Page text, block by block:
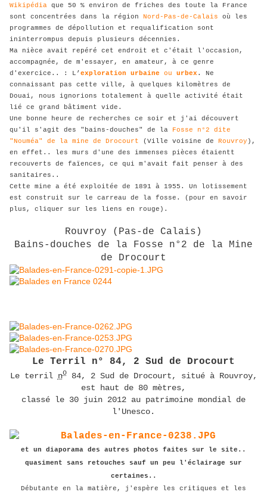
Wikipédia que 50 % environ de friches des toute la France
sont concentrées dans la région Nord-Pas-de-Calais où les
programmes de dépollution et requalification sont
ininterrompus depuis plusieurs décennies.
Ma nièce avait repéré cet endroit et c'était l'occasion,
accompagnée, de m'essayer, en amateur, à ce genre
d'exercice.. : L’exploration urbaine ou urbex . Ne
connaissant pas cette ville, à quelques kilomètres de
Douai, nous ignorions totalement à quelle activité était
lié ce grand bâtiment vide.
Une bonne heure de recherches ce soir et j'ai découvert
qu'il s'agit des "bains-douches" de la Fosse n°2 dite
"Nouméa" de la mine de Drocourt (Ville voisine de Rouvroy ),
en effet.. les murs d'une des immenses pièces étaientt
recouverts de faïences, ce qui m'avait fait penser à des
sanitaires..
Cette mine a été exploitée de 1891 à 1955. Un lotissement
est construit sur le carreau de la fosse. (pour en savoir
plus, cliquer sur les liens en rouge).
Rouvroy (Pas-de Calais)
Bains-douches de la Fosse n°2 de la Mine
de Drocourt
Le Terril n° 84, 2 Sud de Drocourt
Le terril no84, 2 Sud de Drocourt, situé à Rouvroy,
est haut de 80 mètres,
classé le 30 juin 2012 au patrimoine mondial de
l' Unesco.
et un diaporama des autres photos faites sur le site..
quasiment sans retouches sauf un peu l'éclairage sur
certaines..
Débutante en la matière, j'espère les critiques et les